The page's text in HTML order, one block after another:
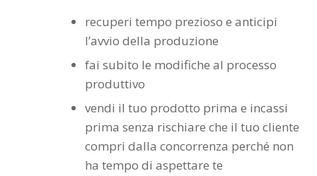
recuperi tempo prezioso e anticipi
l’avvio della produzione
fai subito le modifiche al processo
produttivo
vendi il tuo prodotto prima e incassi
prima senza rischiare che il tuo cliente
compri dalla concorrenza perché non
ha tempo di aspettare te